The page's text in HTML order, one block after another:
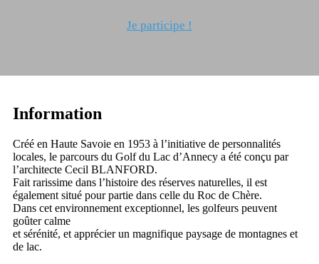
Je participe !
Information
Créé en Haute Savoie en 1953 à l’initiative de personnalités
locales, le parcours du Golf du Lac d’Annecy a été conçu par
l’architecte Cecil BLANFORD.
Fait rarissime dans l’histoire des réserves naturelles, il est
également situé pour partie dans celle du Roc de Chère.
Dans cet environnement exceptionnel, les golfeurs peuvent
goûter calme
et sérénité, et apprécier un magnifique paysage de montagnes et
de lac.